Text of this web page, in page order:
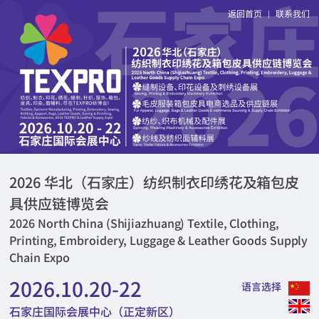
返回首页 | 联系我们
2026 华北（石家庄）纺织制衣印绣花及箱包皮
具供应链博览会
2026 North China (Shijiazhuang) Textile, Clothing,
Printing, Embroidery, Luggage & Leather Goods Supply
Chain Expo
2026.10.20-22
石家庄国际会展中心（正定新区）
语言选择